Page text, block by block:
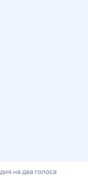
на два голоса